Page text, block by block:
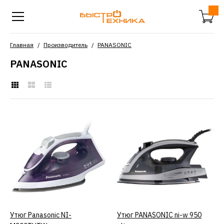
Главная Производитель PANASONIC
PANASONIC
3111р.
КУПИТЬ
ДОБАВИТЬ В ПОЖЕЛАНИЯ
КУПИТЬ
Утюг Panasonic NI-
КУПИТЬ
Утюг PANASONIC ni-w 950